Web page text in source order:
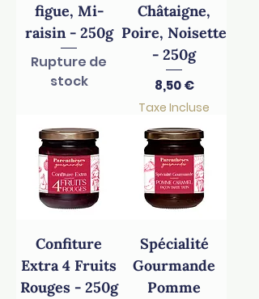
figue, Mi-
raisin - 250g
Rupture de
stock
Châtaigne,
Poire, Noisette
- 250g
Prix
8,50 €
Taxe Incluse
Confiture
Extra 4 Fruits
Rouges - 250g
Spécialité
Gourmande
Pomme